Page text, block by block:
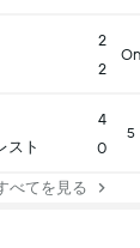
2
2
スト
4
0
5
てを見る